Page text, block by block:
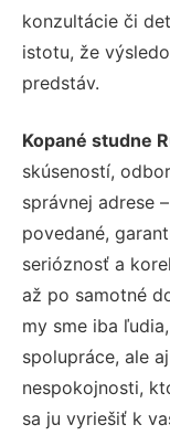
konzultácie či
istotu, že
predstáv.
Kopané studne
skúseností,
správnej adrese
povedané,
serióznosť a
až po samotné
my sme iba
spolupráce, ale
nespokojnosti,
sa ju vyriešiť k